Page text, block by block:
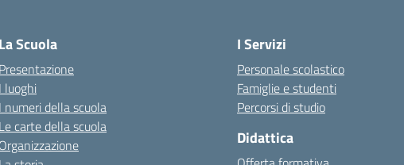
La Scuola
Presentazione
I luoghi
I numeri della scuola
Le carte della scuola
Organizzazione
I Servizi
Personale scolastico
Famiglie e studenti
Percorsi di studio
Didattica